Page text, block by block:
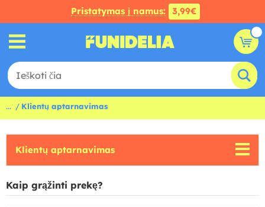
Pristatymas į namus: 3,99€
... Klientų aptarnavimas
Klientų aptarnavimas
Kaip grąžinti prekę?